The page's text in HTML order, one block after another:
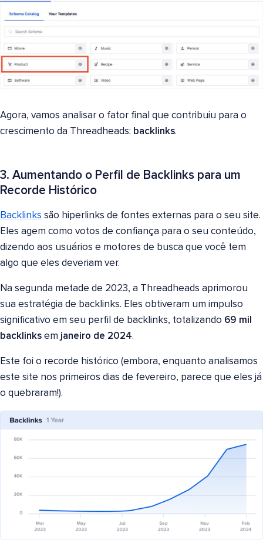
Agora, vamos analisar o fator final que contribuiu para o
crescimento da Threadheads: backlinks.
3. Aumentando o Perfil de Backlinks para um
Recorde Histórico
Backlinks são hiperlinks de fontes externas para o seu site.
Eles agem como votos de confiança para o seu conteúdo,
dizendo aos usuários e motores de busca que você tem
algo que eles deveriam ver.
Na segunda metade de 2023, a Threadheads aprimorou
sua estratégia de backlinks. Eles obtiveram um impulso
significativo em seu perfil de backlinks, totalizando 69 mil
backlinks em janeiro de 2024.
Este foi o recorde histórico (embora, enquanto analisamos
este site nos primeiros dias de fevereiro, parece que eles já
o quebraram!).